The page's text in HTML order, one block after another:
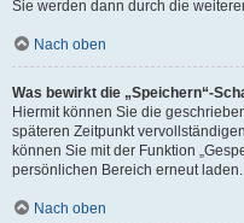
Sie werden dann durch die
Nach oben
Was bewirkt die „Speichern“-
Hiermit können Sie die
späteren Zeitpunkt
können Sie mit der Funktion
persönlichen Bereich erneut laden.
Nach oben